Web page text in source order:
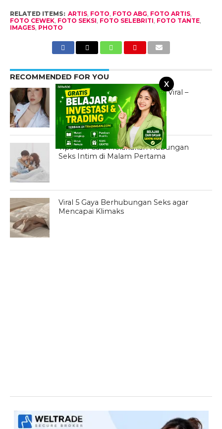
X
RELATED ITEMS: ARTIS, FOTO, FOTO ABG, FOTO ARTIS,
FOTO CEWEK, FOTO SEKSI, FOTO SELEBRITI, FOTO TANTE,
IMAGES, PHOTO
RECOMMENDED FOR YOU
Adeline Lascano Cosplay SMA Viral –
Konten Eksklusif dan Profil
Tips dan Cara Melakukan Hubungan
Seks Intim di Malam Pertama
Viral 5 Gaya Berhubungan Seks agar
Mencapai Klimaks